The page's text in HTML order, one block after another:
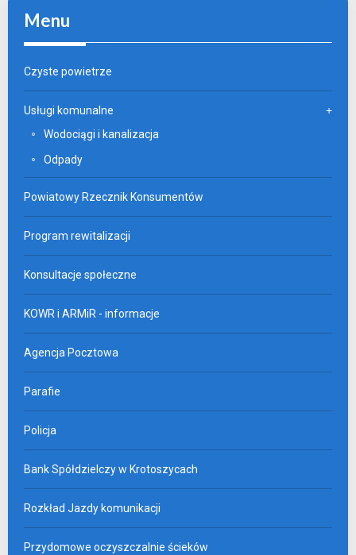
Menu
Czyste powietrze
Usługi komunalne
Wodociągi i kanalizacja
Odpady
Powiatowy Rzecznik Konsumentów
Program rewitalizacji
Konsultacje społeczne
KOWR i ARMiR - informacje
Agencja Pocztowa
Parafie
Policja
Bank Spółdzielczy w Krotoszycach
Rozkład Jazdy komunikacji
Przydomowe oczyszczalnie ścieków